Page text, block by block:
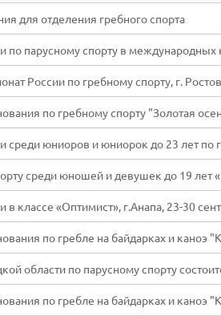
для отделения гребного спорта
по парусному спорту в международных
России по гребному спорту, г.
по гребному спорту "Золотая
среди юниоров и юниорок до 23 лет по
среди юношей и девушек до 19 лет
в классе «Оптимист», г.Анапа, 23-30
по гребле на байдарках и каноэ
области по парусному спорту
по гребле на байдарках и каноэ